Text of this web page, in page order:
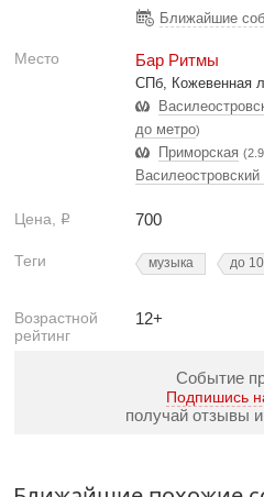
Ближайшие
Место Бар Ритмы
СПб, Кожевенная
до метро)
Приморская
Василеостровский
Цена, Р 700
Теги музыка до
Возрастной
рейтинг
12+
Событие
Подпишись
получай отзывы